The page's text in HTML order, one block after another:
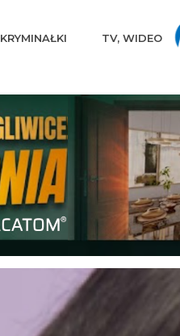
KRYMINAŁKI TV, WIDEO